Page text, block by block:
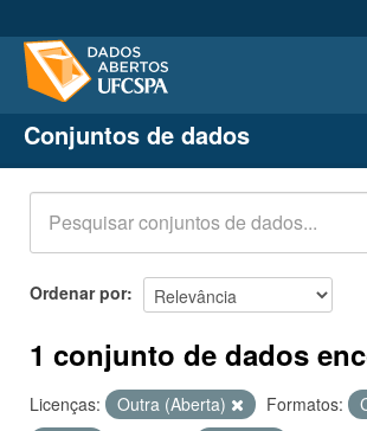
Conjuntos de dados
Organizações
Grupos
Sobre
Conjuntos de dados
Ordenar por
1 conjunto de dados
Licenças: Outra (Aberta) Formatos: